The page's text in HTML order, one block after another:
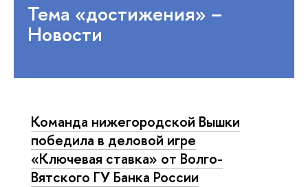
Тема «достижения» –
Новости
Команда нижегородской Вышки
победила в деловой игре
«Ключевая ставка» от Волго-
Вятского ГУ Банка России